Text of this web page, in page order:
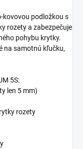
kovovou podložkou s
rozety a zabezpečuje
pohybu krytky.
na samotnú kľučku,
5S:
len 5 mm)
rozety